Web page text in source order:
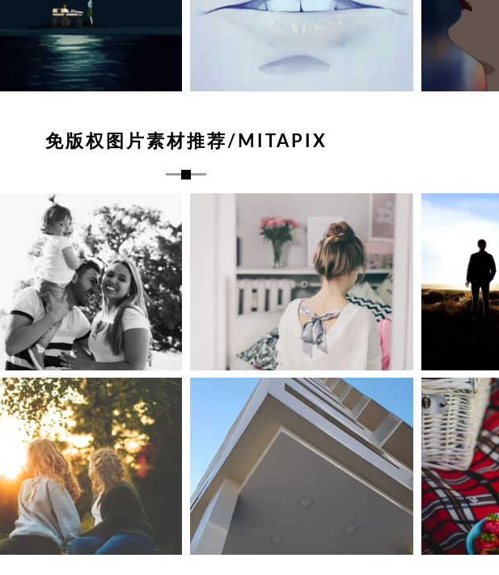
免版权图片素材推荐/MITAPIX